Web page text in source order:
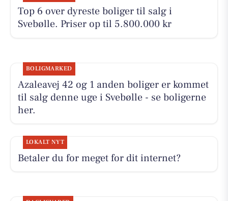
Top 6 over dyreste boliger til salg i
Svebølle. Priser op til 5.800.000 kr
BOLIGMARKED
Azaleavej 42 og 1 anden boliger er kommet
til salg denne uge i Svebølle - se boligerne
her.
LOKALT NYT
Betaler du for meget for dit internet?